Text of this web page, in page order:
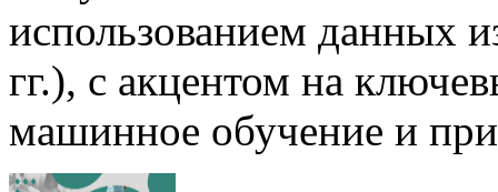
использованием данных
гг.), с акцентом на
машинное обучение и